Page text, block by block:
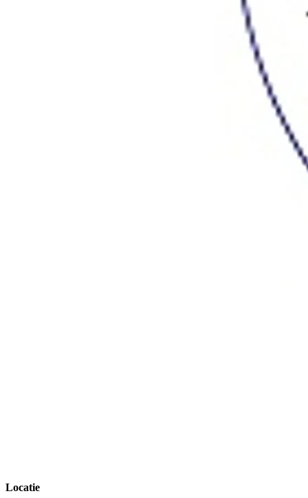
Locatie